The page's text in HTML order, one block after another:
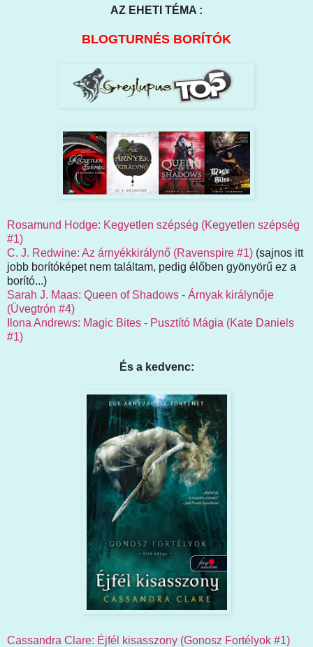
AZ EHETI TÉMA :
BLOGTURNÉS BORÍTÓK
Rosamund Hodge: Kegyetlen szépség (Kegyetlen szépség
#1)
C. J. Redwine: Az árnyékkirálynő (Ravenspire #1) (sajnos itt
jobb borítóképet nem találtam, pedig élőben gyönyörű ez a
borító...)
Sarah J. Maas: Queen of Shadows - Árnyak királynője
(Üvegtrón #4)
Ilona Andrews: Magic Bites - Pusztító Mágia (Kate Daniels
#1)
És a kedvenc:
Cassandra Clare: Éjfél kisasszony (Gonosz Fortélyok #1)